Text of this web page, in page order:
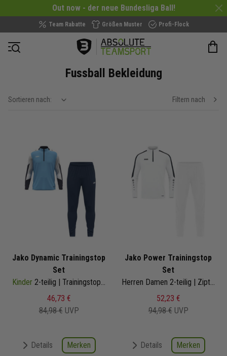
Out now - der neue Bundesliga Ball!
Team Rabatte Größen Muster Profi-Flock
Navigation öffnen
Fussball Bekleidung
Sortieren nach: show filteroptions Filtern nach
Jako Dynamic Trainingstop
Set
Kinder 2-teilig | Trainingstop Trainingshose
46,73 €
84,98 € UVP
Details Merken
Jako Power Trainingstop
Set
52,23 €
94,98 € UVP
Details Merken